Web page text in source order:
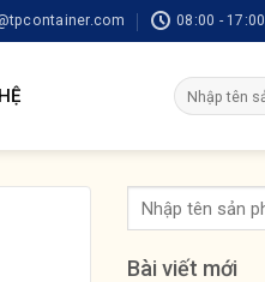
08:00 - 17:00
Tìm
kiếm:
Bài viết mới